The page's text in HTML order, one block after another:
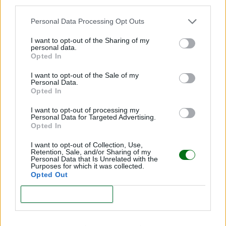
Personal Data Processing Opt Outs
I want to opt-out of the Sharing of my
personal data.
Opted In
I want to opt-out of the Sale of my
Personal Data.
Opted In
I want to opt-out of processing my
Personal Data for Targeted Advertising.
Opted In
I want to opt-out of Collection, Use,
Retention, Sale, and/or Sharing of my
Personal Data that Is Unrelated with the
Purposes for which it was collected.
Opted Out
Preguntas frecuentes sobre la semana
¿Puedo hacerme un test de embarazo
en la tercera semana?
Todavía es pronto para una prueba de orina fiable. Lo
ideal es esperar hasta la cuarta semana o realizar un
análisis de sangre para detectar hCG.
¿Cuándo empieza a implantarse el
embrión?
la fecundación, es decir, hacia el final de la Semana 3.